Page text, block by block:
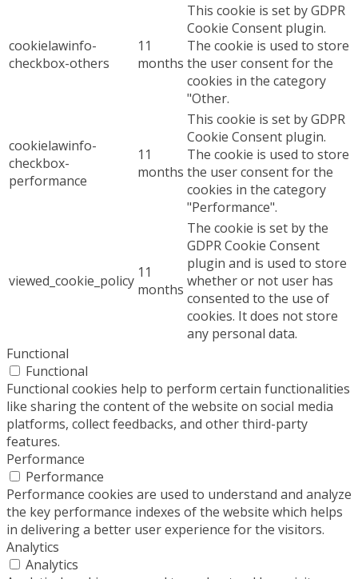
cookielawinfo-
checkbox-others
11
months
This cookie is set by GDPR
Cookie Consent plugin.
The cookie is used to store
the user consent for the
cookies in the category
"Other.
cookielawinfo-
checkbox-
performance
11
months
This cookie is set by GDPR
Cookie Consent plugin.
The cookie is used to store
the user consent for the
cookies in the category
"Performance".
viewed_cookie_policy 11
months
The cookie is set by the
GDPR Cookie Consent
plugin and is used to store
whether or not user has
consented to the use of
cookies. It does not store
any personal data.
Functional
Functional
Functional cookies help to perform certain functionalities
like sharing the content of the website on social media
platforms, collect feedbacks, and other third-party
features.
Performance
Performance
Performance cookies are used to understand and analyze
the key performance indexes of the website which helps
in delivering a better user experience for the visitors.
Analytics
Analytics